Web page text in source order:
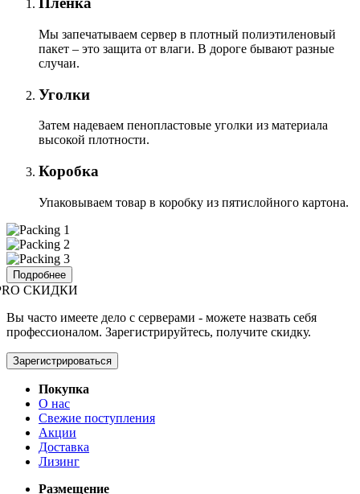
Мы запечатываем сервер в плотный полиэтиленовый
пакет – это защита от влаги. В дороге бывают разные
случаи.
Уголки
Затем надеваем пенопластовые уголки из материала
высокой плотности.
Коробка
Упаковываем товар в коробку из пятислойного картона.
Подробнее
СКИДКИ
Вы часто имеете дело с серверами - можете назвать себя
профессионалом. Зарегистрируйтесь, получите скидку.
Зарегистрироваться
Покупка
О нас
Свежие поступления
Акции
Доставка
Лизинг
Размещение